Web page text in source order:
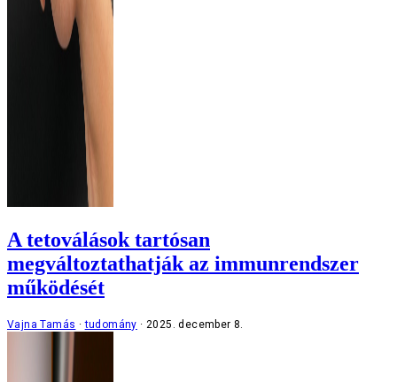
A tetoválások tartósan
megváltoztathatják az immunrendszer
működését
Vajna Tamás tudomány 2025. december 8.